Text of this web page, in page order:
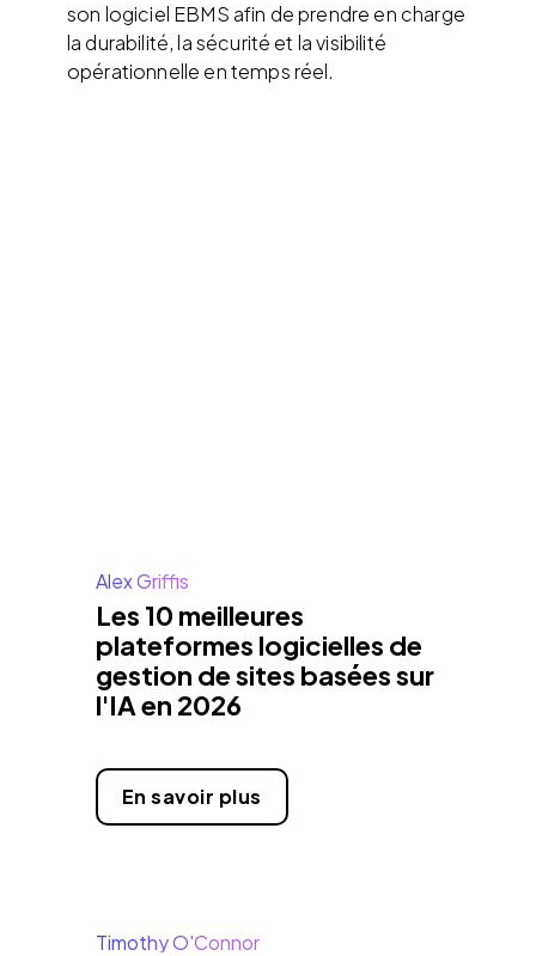
son logiciel EBMS afin de prendre en charge
la durabilité, la sécurité et la visibilité
opérationnelle en temps réel.
Alex Griffis
Les 10 meilleures
plateformes logicielles de
gestion de sites basées sur
l'IA en 2026
En savoir plus
Timothy O'Connor